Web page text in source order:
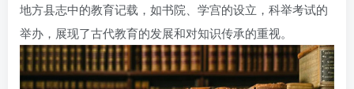
地方县志中的教育记载，如书院、学宫的设立，科举考试的
举办，展现了古代教育的发展和对知识传承的重视。